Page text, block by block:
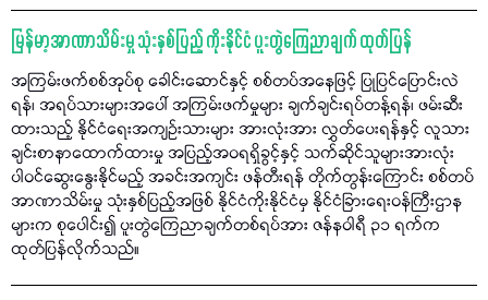
မြန်မာ့အာဏာသိမ်းမှု သုံးနှစ်ပြည့် ကိုးနိုင်ငံ ပူးတွဲကြေညာချက် ထုတ်ပြန်
အကြမ်းဖက်စစ်အုပ်စု ခေါင်းဆောင်နှင့် စစ်တပ်အနေဖြင့် ပြုပြင်ပြောင်းလဲ
ရန်၊ အရပ်သားများအပေါ် အကြမ်းဖက်မှုများ ချက်ချင်းရပ်တန့်ရန်၊ ဖမ်းဆီး
ထားသည့် နိုင်ငံရေးအကျဉ်းသားများ အားလုံးအား လွှတ်ပေးရန်နှင့် လူသား
ချင်းစာနာထောက်ထားမှု အပြည့်အဝရရှိခွင့်နှင့် သက်ဆိုင်သူများအားလုံး
ပါဝင်ဆွေးနွေးနိုင်မည့် အခင်းအကျင်း ဖန်တီးရန် တိုက်တွန်းကြောင်း စစ်တပ်
အာဏာသိမ်းမှု သုံးနှစ်ပြည့်အဖြစ် နိုင်ငံကိုးနိုင်ငံမှ နိုင်ငံခြားရေးဝန်ကြီးဌာန
များက စုပေါင်း၍ ပူးတွဲကြေညာချက်တစ်ရပ်အား ဇန်နဝါရီ ၃၁ ရက်က
ထုတ်ပြန်လိုက်သည်။